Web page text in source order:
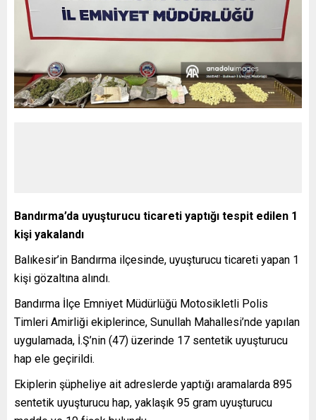
Bandırma’da uyuşturucu ticareti yaptığı tespit edilen 1
kişi yakalandı
Balıkesir’in Bandırma ilçesinde, uyuşturucu ticareti yapan 1
kişi gözaltına alındı.
Bandırma İlçe Emniyet Müdürlüğü Motosikletli Polis
Timleri Amirliği ekiplerince, Sunullah Mahallesi’nde yapılan
uygulamada, İ.Ş’nin (47) üzerinde 17 sentetik uyuşturucu
hap ele geçirildi.
Ekiplerin şüpheliye ait adreslerde yaptığı aramalarda 895
sentetik uyuşturucu hap, yaklaşık 95 gram uyuşturucu